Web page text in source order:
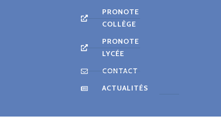
PRONOTE
COLLÈGE
PRONOTE
LYCÉE
CONTACT
ACTUALITÉS